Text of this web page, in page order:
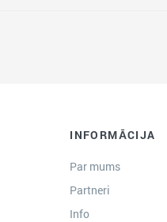
INFORMĀCIJA
Par mums
Partneri
Info